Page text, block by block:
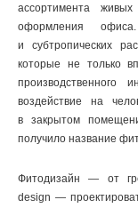
ассортимента
оформления
и субтропических
которые не только
производственного
воздействие на
в закрытом
получило название
Фитодизайн — от
design —